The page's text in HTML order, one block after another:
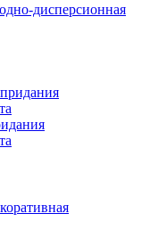
дисперсионная